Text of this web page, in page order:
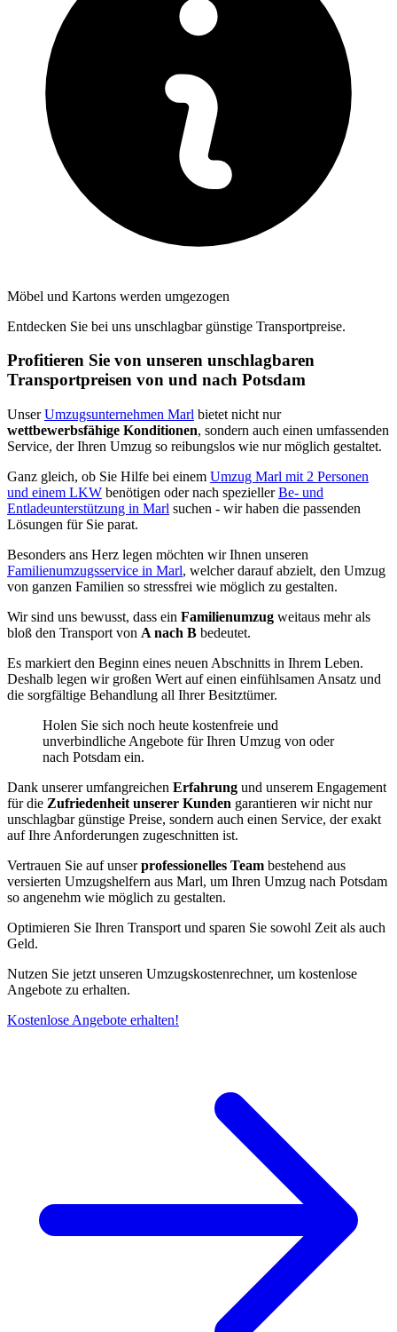
Möbel und Kartons werden umgezogen
Entdecken Sie bei uns unschlagbar günstige Transportpreise.
Profitieren Sie von unseren unschlagbaren
Transportpreisen von und nach Potsdam
UnserUmzugsunternehmen Marl bietet nicht nur
wettbewerbsfähige Konditionen, sondern auch einen umfassenden
Service, der Ihren Umzug so reibungslos wie nur möglich gestaltet.
Ganz gleich, ob Sie Hilfe bei einem Umzug Marl mit 2 Personen
und einem LKW benötigen oder nach speziellerBe- und
Entladeunterstützung in Marl suchen - wir haben die passenden
Lösungen für Sie parat.
Besonders ans Herz legen möchten wir Ihnen unseren
Familienumzugsservice in Marl, welcher darauf abzielt, den Umzug
von ganzen Familien so stressfrei wie möglich zu gestalten.
Wir sind uns bewusst, dass ein Familienumzug weitaus mehr als
bloß den Transport von A nach B bedeutet.
Es markiert den Beginn eines neuen Abschnitts in Ihrem Leben.
Deshalb legen wir großen Wert auf einen einfühlsamen Ansatz und
die sorgfältige Behandlung all Ihrer Besitztümer.
Holen Sie sich noch heute kostenfreie und
unverbindliche Angebote für Ihren Umzug von oder
nach Potsdam ein.
Dank unserer umfangreichen Erfahrung und unserem Engagement
für die Zufriedenheit unserer Kunden garantieren wir nicht nur
unschlagbar günstige Preise, sondern auch einen Service, der exakt
auf Ihre Anforderungen zugeschnitten ist.
Vertrauen Sie auf unserprofessionelles Team bestehend aus
versierten Umzugshelfern aus Marl, um Ihren Umzug nach Potsdam
so angenehm wie möglich zu gestalten.
Optimieren Sie Ihren Transport und sparen Sie sowohl Zeit als auch
Geld.
Nutzen Sie jetzt unseren Umzugskostenrechner, um kostenlose
Angebote zu erhalten.
Kostenlose Angebote erhalten!